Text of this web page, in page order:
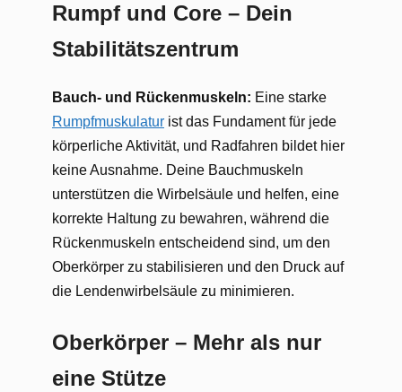
Rumpf und Core – Dein
Stabilitätszentrum
Bauch- und Rückenmuskeln: Eine starke
Rumpfmuskulatur ist das Fundament für jede
körperliche Aktivität, und Radfahren bildet hier
keine Ausnahme. Deine Bauchmuskeln
unterstützen die Wirbelsäule und helfen, eine
korrekte Haltung zu bewahren, während die
Rückenmuskeln entscheidend sind, um den
Oberkörper zu stabilisieren und den Druck auf
die Lendenwirbelsäule zu minimieren.
Oberkörper – Mehr als nur
eine Stütze